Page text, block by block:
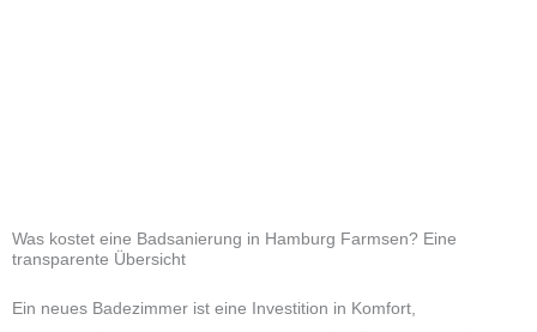
Was kostet eine Badsanierung in Hamburg Farmsen? Eine
transparente Übersicht
Ein neues Badezimmer ist eine Investition in Komfort,